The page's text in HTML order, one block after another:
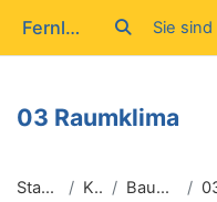
Fernlehrgang Baubiologie IBN Sie
03 Raumklima
Startseite Kurse Baubiologie I